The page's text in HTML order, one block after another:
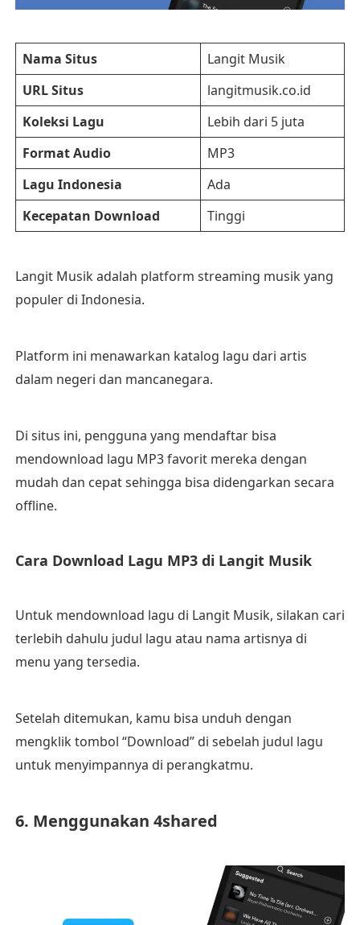
Nama Situs
Langit Musik
URL Situs
langitmusik.co.id
Koleksi Lagu
Lebih dari 5 juta
Format Audio
MP3
Lagu Indonesia
Ada
Kecepatan Download
Tinggi
Langit Musik adalah platform streaming musik yang
populer di Indonesia.
Platform ini menawarkan katalog lagu dari artis
dalam negeri dan mancanegara.
Di situs ini, pengguna yang mendaftar bisa
mendownload lagu MP3 favorit mereka dengan
mudah dan cepat sehingga bisa didengarkan secara
offline.
Cara Download Lagu MP3 di Langit Musik
Untuk mendownload lagu di Langit Musik, silakan cari
terlebih dahulu judul lagu atau nama artisnya di
menu yang tersedia.
Setelah ditemukan, kamu bisa unduh dengan
mengklik tombol “Download” di sebelah judul lagu
untuk menyimpannya di perangkatmu.
6. Menggunakan 4shared